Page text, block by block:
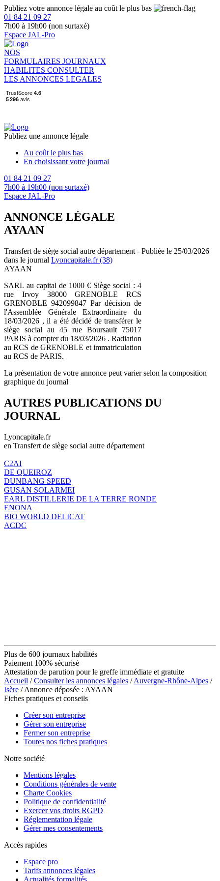
Publiez votre annonce légale au coût le plus bas
01 84 21 09 27
7h00 à 19h00 (non surtaxé)
Espace JAL-Pro
NOS
FORMULAIRES JOURNAUX
HABILITES CONSULTER
LES ANNONCES LEGALES
Publiez une annonce légale
Au coût le plus bas
En choisissant votre journal
01 84 21 09 27
7h00 à 19h00 (non surtaxé)
Espace JAL-Pro
ANNONCE LÉGALE
AYAAN
Transfert de siège social autre département - Publiée le 25/03/2026
dans le journal Lyoncapitale.fr (38)
AYAAN
SARL au capital de 1000 € Siège social : 4
rue Irvoy 38000 GRENOBLE RCS
GRENOBLE 942099847 Par décision de
l'Assemblée Générale Extraordinaire du
18/03/2026 , il a été décidé de transférer le
siège social au 45 rue Boursault 75017
PARIS à compter du 18/03/2026 . Radiation
au RCS de GRENOBLE et immatriculation
au RCS de PARIS.
La présentation de votre annonce peut varier selon la composition
graphique du journal
AUTRES PUBLICATIONS DU
JOURNAL
Lyoncapitale.fr
en Transfert de siège social autre département
C2AI
DE QUEIROZ
DUNBANG SPEED
GUSAN SOLARMEI
EARL DISTILLERIE DE LA TERRE RONDE
ENONA
BIO WORLD DELICAT
ACDC
Plus de 600 journaux habilités
Paiement 100% sécurisé
Attestation de parution pour le greffe immédiate et gratuite
Accueil /Consulter les annonces légales /Auvergne-Rhône-Alpes /
Isère / Annonce déposée : AYAAN
Fiches pratiques et conseils
Créer son entreprise
Gérer son entreprise
Fermer son entreprise
Toutes nos fiches pratiques
Notre société
Mentions légales
Conditions générales de vente
Charte Cookies
Politique de confidentialité
Exercer vos droits RGPD
Réglementation légale
Gérer mes consentements
Accès rapides
Espace pro
Tarifs annonces légales
Actualités formalités